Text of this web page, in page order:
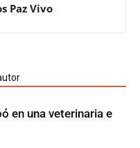
Paz Vivo
en una veterinaria e